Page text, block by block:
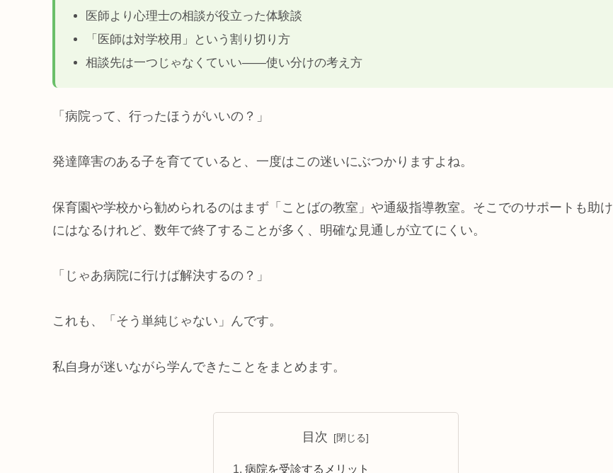
医師より心理士の相談が役立った体験談
「医師は対学校用」という割り切り方
相談先は一つじゃなくていい——使い分けの考え方
「病院って、行ったほうがいいの？」
発達障害のある子を育てていると、一度はこの迷いにぶつかりますよね。
保育園や学校から勧められるのはまず「ことばの教室」や通級指導教室。そこでのサポートも助け
にはなるけれど、数年で終了することが多く、明確な見通しが立てにくい。
「じゃあ病院に行けば解決するの？」
これも、「そう単純じゃない」んです。
私自身が迷いながら学んできたことをまとめます。
目次
病院を受診するメリット